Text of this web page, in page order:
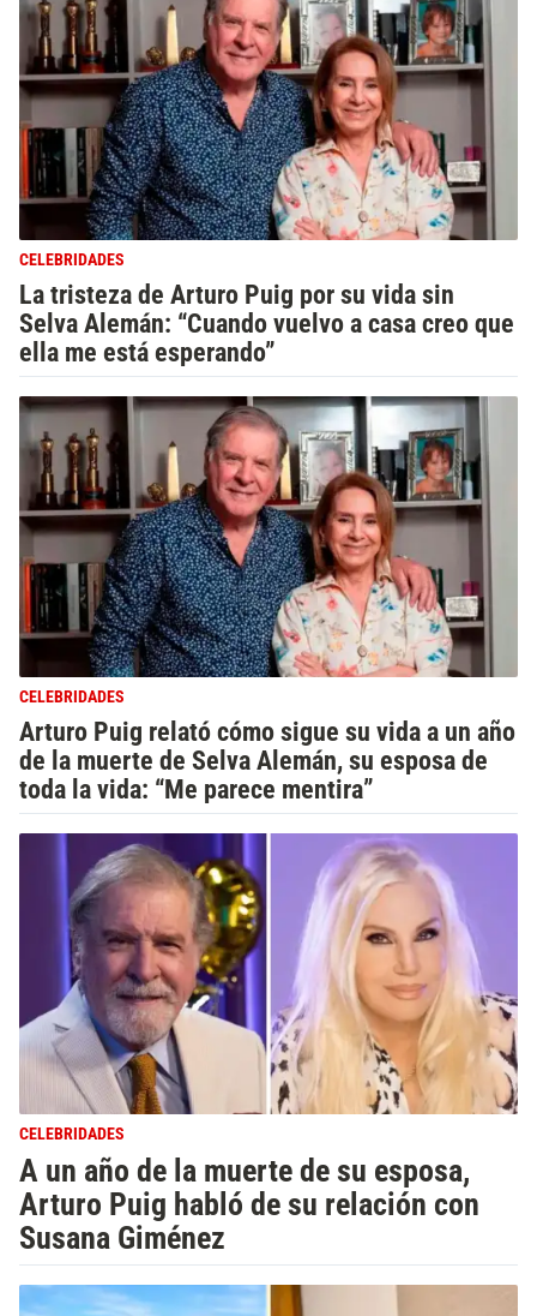
CELEBRIDADES
La tristeza de Arturo Puig por su vida sin
Selva Alemán: “Cuando vuelvo a casa creo que
ella me está esperando”
CELEBRIDADES
Arturo Puig relató cómo sigue su vida a un año
de la muerte de Selva Alemán, su esposa de
toda la vida: “Me parece mentira”
CELEBRIDADES
A un año de la muerte de su esposa,
Arturo Puig habló de su relación con
Susana Giménez